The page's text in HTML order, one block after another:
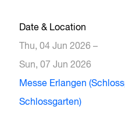
Date & Location
Thu, 04 Jun 2026 –
Sun, 07 Jun 2026
Messe Erlangen
Schlossgarten)